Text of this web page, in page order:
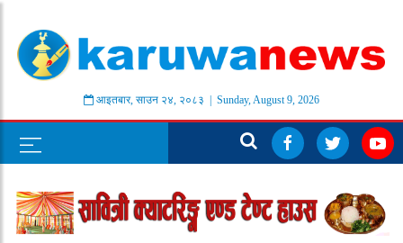
आइतबार, साउन २४, २०८३ | Sunday, August 9, 2026